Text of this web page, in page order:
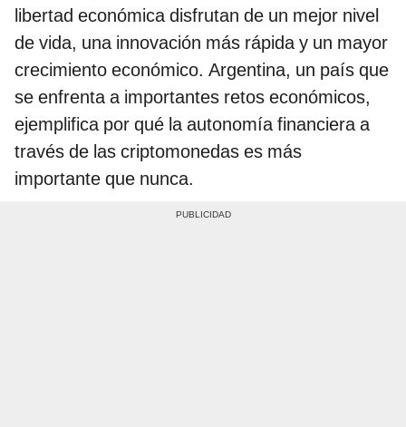
libertad económica disfrutan de un mejor nivel
de vida, una innovación más rápida y un mayor
crecimiento económico. Argentina, un país que
se enfrenta a importantes retos económicos,
ejemplifica por qué la autonomía financiera a
través de las criptomonedas es más
importante que nunca.